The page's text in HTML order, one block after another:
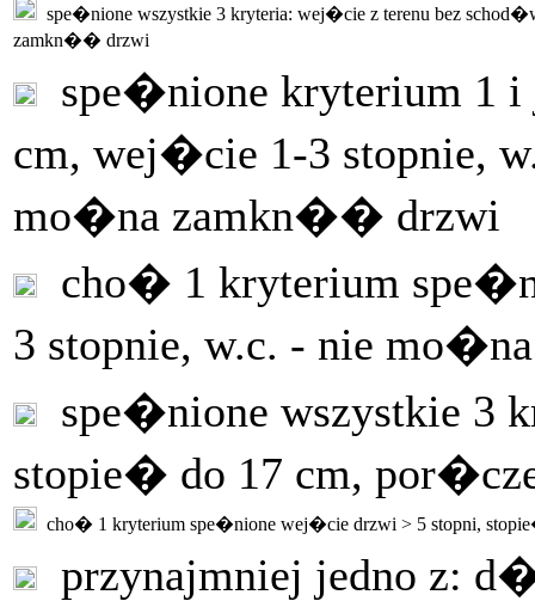
spe�nione wszystkie 3 kryteria: wej�cie z terenu bez
zamkn�� drzwi
spe�nione kryterium 1
cm, wej�cie 1-3 stopnie,
mo�na zamkn�� drzwi
cho� 1 kryterium
3 stopnie, w.c. - nie
spe�nione wszystkie 3
stopie� do 17 cm,
cho� 1 kryterium spe�nione wej�cie drzwi > 5 stopni,
przynajmniej jedno z: